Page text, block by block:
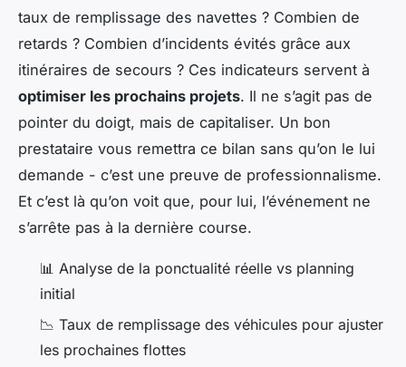
taux de remplissage des navettes ? Combien de
retards ? Combien d’incidents évités grâce aux
itinéraires de secours ? Ces indicateurs servent à
optimiser les prochains projets. Il ne s’agit pas de
pointer du doigt, mais de capitaliser. Un bon
prestataire vous remettra ce bilan sans qu’on le lui
demande - c’est une preuve de professionnalisme.
Et c’est là qu’on voit que, pour lui, l’événement ne
s’arrête pas à la dernière course.
📊 Analyse de la ponctualité réelle vs planning
initial
📉 Taux de remplissage des véhicules pour ajuster
les prochaines flottes